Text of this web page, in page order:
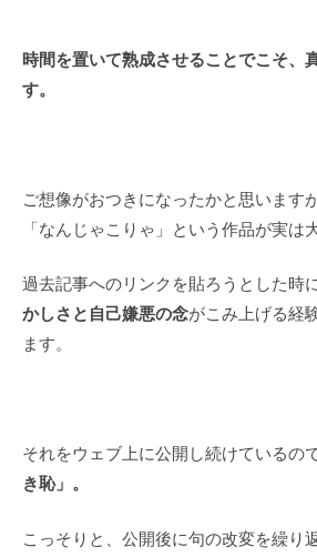
時間を置いて熟成させることでこそ、
す。
ご想像がおつきになったかと思います
「なんじゃこりゃ」という作品が実は
過去記事へのリンクを貼ろうとした時に
かしさと自己嫌悪の念がこみ上げる経
ます。
それをウェブ上に公開し続けているの
き恥」。
こっそりと、公開後に句の改変を繰り